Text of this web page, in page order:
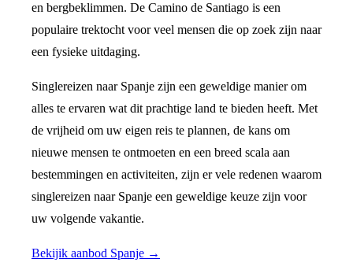
en bergbeklimmen. De Camino de Santiago is een
populaire trektocht voor veel mensen die op zoek zijn naar
een fysieke uitdaging.
Singlereizen naar Spanje zijn een geweldige manier om
alles te ervaren wat dit prachtige land te bieden heeft. Met
de vrijheid om uw eigen reis te plannen, de kans om
nieuwe mensen te ontmoeten en een breed scala aan
bestemmingen en activiteiten, zijn er vele redenen waarom
singlereizen naar Spanje een geweldige keuze zijn voor
uw volgende vakantie.
Bekijik aanbod Spanje →